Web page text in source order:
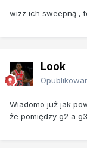
wizz ich sweepną ,
Look
Wiadomo już jak
że pomiędzy g2 a